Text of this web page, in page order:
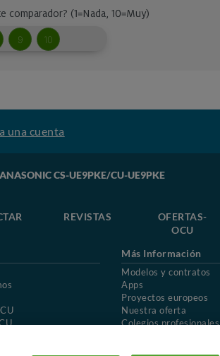
una cuenta
CS-UE9PKE/CU-UE9PKE
REVISTAS
OFERTAS-
OCU
Más Información
Modelos y contratos
Apps
Proyectos europeos
Nuestra oferta
Colegios profesionales